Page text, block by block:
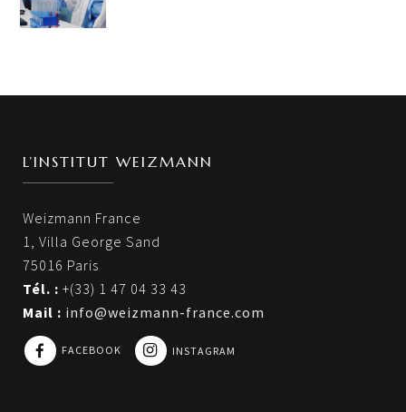
L’INSTITUT WEIZMANN
Weizmann France
1, Villa George Sand
75016 Paris
Tél. : +(33) 1 47 04 33 43
Mail : info@weizmann-france.com
FACEBOOK INSTAGRAM